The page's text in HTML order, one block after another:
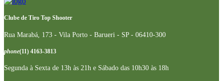
Clube de Tiro Top Shooter
Rua Marabá, 173 - Vila Porto - Barueri - SP - 06410-300
phone(11) 4163-3813
Segunda à Sexta de 13h às 21h e Sábado das 10h30 às 18h